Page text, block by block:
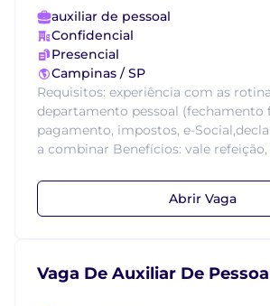
auxiliar de pessoal
Confidencial
Presencial
Campinas / SP
Requisitos: experiência com as
departamento pessoal (fechamento
pagamento, impostos, e-
a combinar Benefícios: vale refeição,
Abrir Vaga
Vaga De Auxiliar De